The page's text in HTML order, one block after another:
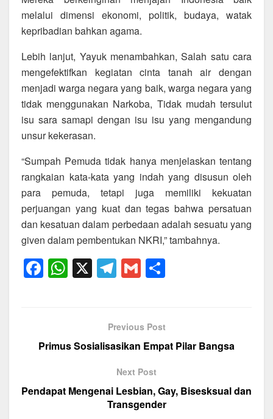
melalui dimensi ekonomi, politik, budaya, watak
kepribadian bahkan agama.
Lebih lanjut, Yayuk menambahkan, Salah satu cara
mengefektifkan kegiatan cinta tanah air dengan
menjadi warga negara yang baik, warga negara yang
tidak menggunakan Narkoba, Tidak mudah tersulut
isu sara samapi dengan isu isu yang mengandung
unsur kekerasan.
“Sumpah Pemuda tidak hanya menjelaskan tentang
rangkaian kata-kata yang indah yang disusun oleh
para pemuda, tetapi juga memiliki kekuatan
perjuangan yang kuat dan tegas bahwa persatuan
dan kesatuan dalam perbedaan adalah sesuatu yang
given dalam pembentukan NKRI,” tambahnya.
F
a
b
o
k
W
h
A
p
X T
el
gr
a
m
G
m
Previous Post
Primus Sosialisasikan Empat Pilar Bangsa
Next Post
Pendapat Mengenai Lesbian, Gay, Bisesksual dan
Transgender